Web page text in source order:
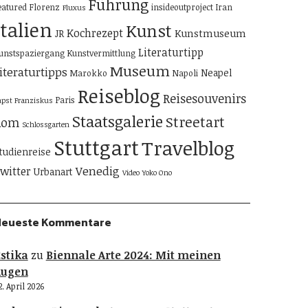
Florenz Fluxus Führung insideoutproject Iran
JR Kochrezept Kunst Kunstmuseum
Kunstvermittlung Literaturtipp
Marokko Museum Napoli Neapel
Franziskus Paris Reiseblog Reisesouvenirs
Schlossgarten Staatsgalerie Streetart
StuttgartTravelblog
Urbanart Venedig Video Yoko Ono
Kommentare
zu Biennale Arte 2024: Mit meinen
April 2026